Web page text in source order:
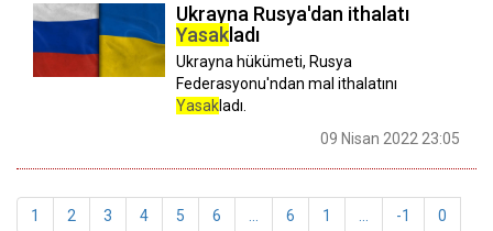
Ukrayna Rusya'dan ithalatı
Yasakladı
Ukrayna hükümeti, Rusya
Federasyonu'ndan mal ithalatını
Yasakladı.
09 Nisan 2022 23:05
1 2 3 4 5 6 6 1 -1 0